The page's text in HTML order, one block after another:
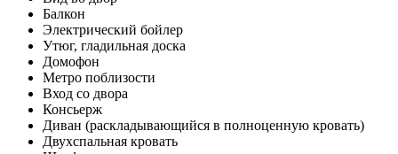
Балкон
Электрический бойлер
Утюг, гладильная доска
Домофон
Метро поблизости
Вход со двора
Консьерж
Диван (раскладывающийся в полноценную кровать)
Двухспальная кровать